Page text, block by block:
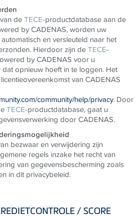
deTECE-productdatabase aan de
by CADENAS, worden uw
en versleuteld naar het
Hierdoor zijn deTECE-
by CADENAS voor u
opnieuw hoeft in te loggen. Het
van CADENAS
community/help/privacy. Door
TECE-productdatabase, gaat u
door CADENAS.
bezwaar en verwijdering zijn
regels inzake het recht van
van gegevensbescherming zoals
in dit privacybeleid.
/ SCORE